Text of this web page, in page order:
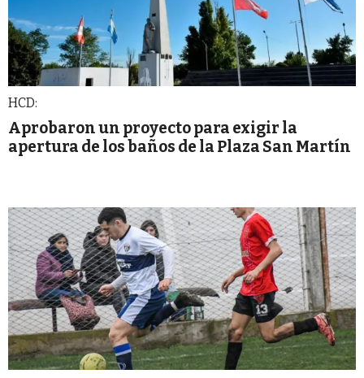
HCD:
Aprobaron un proyecto para exigir la
apertura de los baños de la Plaza San Martín